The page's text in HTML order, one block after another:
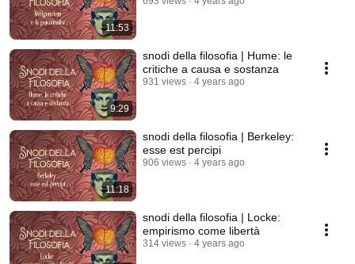
11:53
9:29
snodi della filosofia | Hume: le
critiche a causa e sostanza
931 views 4 years ago
11:18
snodi della filosofia | Berkeley:
esse est percipi
906 views 4 years ago
snodi della filosofia | Locke:
empirismo come libertà
314 views 4 years ago